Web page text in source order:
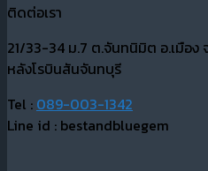
ติดต่อเรา
21/33-34 ม.7 ต.จันทนิมิต อ.เมือง
หลังโรบินสันจันทบุรี
Tel : 089-003-1342
Line id : bestandbluegem